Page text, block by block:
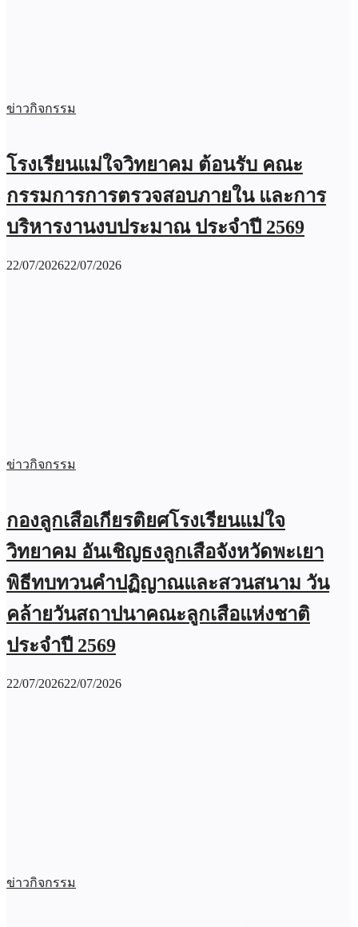
ข่าวกิจกรรม
โรงเรียนแม่ใจวิทยาคม ต้อนรับ คณะ
กรรมการการตรวจสอบภายใน และการ
บริหารงานงบประมาณ ประจำปี 2569
22/07/202622/07/2026
ข่าวกิจกรรม
กองลูกเสือเกียรติยศโรงเรียนแม่ใจ
วิทยาคม อันเชิญธงลูกเสือจังหวัดพะเยา
พิธีทบทวนคำปฏิญาณและสวนสนาม วัน
คล้ายวันสถาปนาคณะลูกเสือแห่งชาติ
ประจำปี 2569
22/07/202622/07/2026
ข่าวกิจกรรม